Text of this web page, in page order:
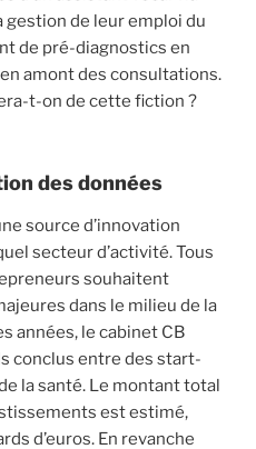
gestion de leur emploi du
de pré-diagnostics en
amont des consultations.
t-on de cette fiction ?
des données
source d’innovation
secteur d’activité. Tous
souhaitent
dans le milieu de la
années, le cabinet CB
conclus entre des start-
la santé. Le montant total
est estimé,
d’euros. En revanche